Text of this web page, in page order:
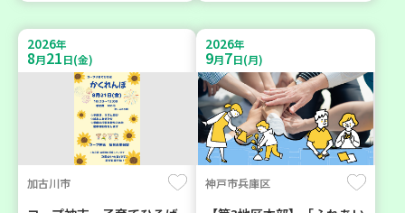
2026年
8月21日(金)
加古川市
2026年
9月7日(月)
神戸市兵庫区